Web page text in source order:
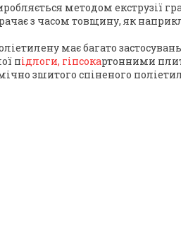
методом екструзії
з часом товщину, як
має багато
підлоги, гіпсокартонними
зшитого спіненого